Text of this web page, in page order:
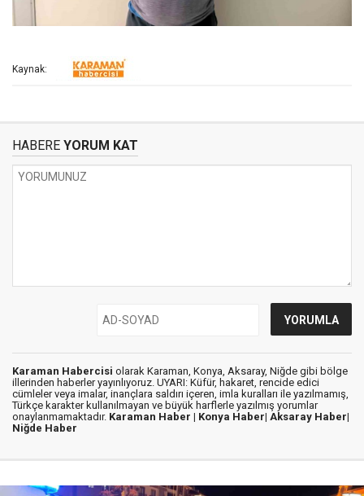
Kaynak:
HABERE YORUM KAT
Karaman Habercisi olarak Karaman, Konya, Aksaray, Niğde gibi bölge
illerinden haberler yayınlıyoruz. UYARI: Küfür, hakaret, rencide edici
cümleler veya imalar, inançlara saldırı içeren, imla kuralları ile yazılmamış,
Türkçe karakter kullanılmayan ve büyük harflerle yazılmış yorumlar
onaylanmamaktadır. Karaman Haber | Konya Haber| Aksaray Haber|
Niğde Haber